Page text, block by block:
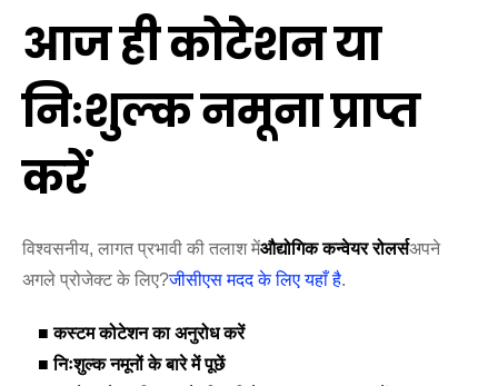
आज ही कोटेशन या
निःशुल्क नमूना प्राप्त
करें
विश्वसनीय, लागत प्रभावी की तलाश मेंऔद्योगिक कन्वेयर रोलर्सअपने
अगले प्रोजेक्ट के लिए?जीसीएस मदद के लिए यहाँ है.
■ कस्टम कोटेशन का अनुरोध करें
■ निःशुल्क नमूनों के बारे में पूछें